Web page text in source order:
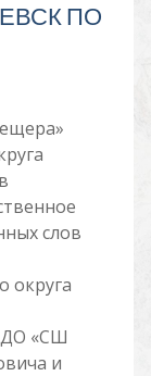
ПО
слов
округа
ДО «СШ
и